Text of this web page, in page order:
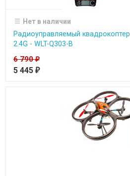
Нет в наличии
Радиоуправляемый квадрокоптер
2.4G - WLT-Q303-B
6 790₽
5 445 ₽